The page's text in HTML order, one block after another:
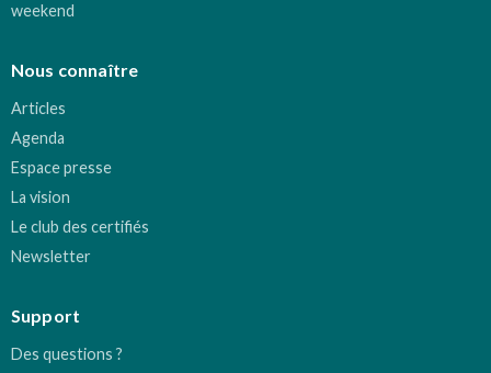
weekend
Nous connaître
Articles
Agenda
Espace presse
La vision
Le club des certifiés
Newsletter
Support
Des questions ?